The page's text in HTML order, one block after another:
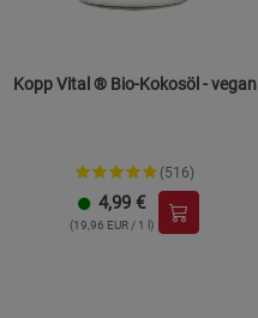
Kopp Vital ® Bio-Kokosöl - vegan
(516)
4,99 €
(19,96 EUR / 1 l)